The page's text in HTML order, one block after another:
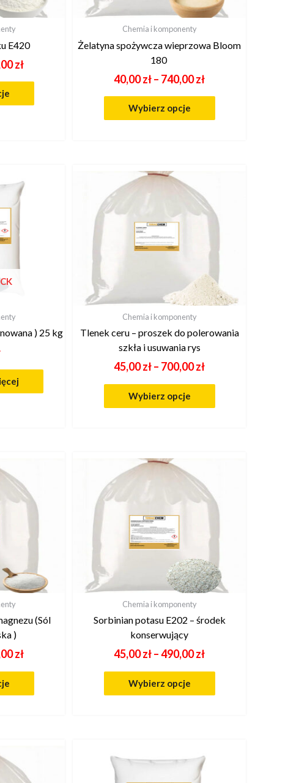
E420
zł
Chemia i komponenty
Żelatyna spożywcza wieprzowa Bloom
180
40,00zł– 740,00zł
Wybierz opcje
) 25 kg
Chemia i komponenty
Tlenek ceru – proszek do polerowania
szkła i usuwania rys
45,00zł– 700,00zł
Wybierz opcje
(Sól
)
zł
Chemia i komponenty
Sorbinian potasu E202 – środek
konserwujący
45,00zł–490,00zł
Wybierz opcje